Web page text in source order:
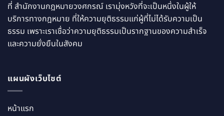
ที่ สำนักงานกฎหมายวงศกรณ์ เรามุ่งหวังที่จะเป็นหนึ่งในผู้ให้
บริการทางกฎหมาย ที่ให้ความยุติธรรมแก่ผู้ที่ไม่ได้รับความเป็น
ธรรม เพราะเราเชื่อว่าความยุติธรรมเป็นรากฐานของความสำเร็จ
และความยั่งยืนในสังคม
แผนผังเว็บไซต์
หน้าแรก